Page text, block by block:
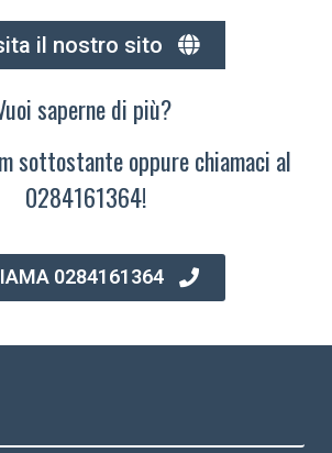
il nostro sito
saperne di più?
sottostante oppure chiamaci al
0284161364!
0284161364